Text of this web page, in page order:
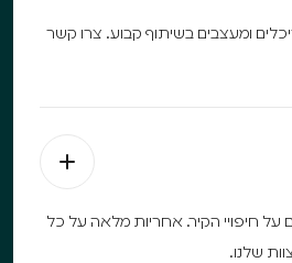
ומעצבים בשיתוף קבוע. צרו קשר
יצרן של 3 שנים על חיפויי הקיר. אחריות מלאה על כל
שלנו.